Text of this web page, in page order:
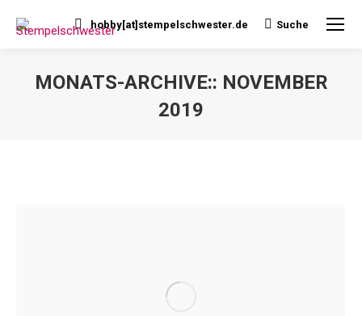
hobby[at]stempelschwester.de Search:
Suche
MONATS-ARCHIVE:: NOVEMBER
2019